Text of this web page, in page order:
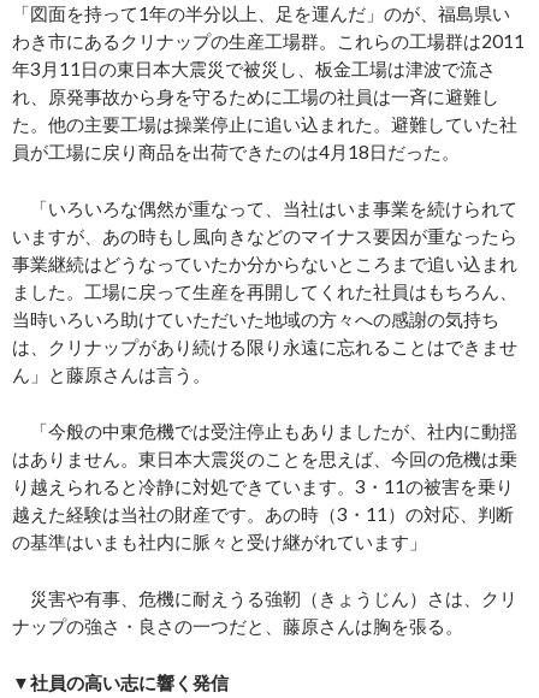
「図面を持って1年の半分以上、足を運んだ」のが、福島県い
わき市にあるクリナップの生産工場群。これらの工場群は2011
年3月11日の東日本大震災で被災し、板金工場は津波で流さ
れ、原発事故から身を守るために工場の社員は一斉に避難し
た。他の主要工場は操業停止に追い込まれた。避難していた社
員が工場に戻り商品を出荷できたのは4月18日だった。
「いろいろな偶然が重なって、当社はいま事業を続けられて
いますが、あの時もし風向きなどのマイナス要因が重なったら
事業継続はどうなっていたか分からないところまで追い込まれ
ました。工場に戻って生産を再開してくれた社員はもちろん、
当時いろいろ助けていただいた地域の方々への感謝の気持ち
は、クリナップがあり続ける限り永遠に忘れることはできませ
ん」と藤原さんは言う。
「今般の中東危機では受注停止もありましたが、社内に動揺
はありません。東日本大震災のことを思えば、今回の危機は乗
り越えられると冷静に対処できています。3・11の被害を乗り
越えた経験は当社の財産です。あの時（3・11）の対応、判断
の基準はいまも社内に脈々と受け継がれています」
災害や有事、危機に耐えうる強靭（きょうじん）さは、クリ
ナップの強さ・良さの一つだと、藤原さんは胸を張る。
▼社員の高い志に響く発信